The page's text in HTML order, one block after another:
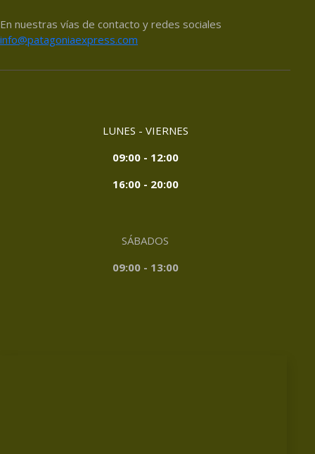
En nuestras vías de contacto y redes sociales
info@patagoniaexpress.com
LUNES - VIERNES
09:00 - 12:00
16:00 - 20:00
SÁBADOS
09:00 - 13:00